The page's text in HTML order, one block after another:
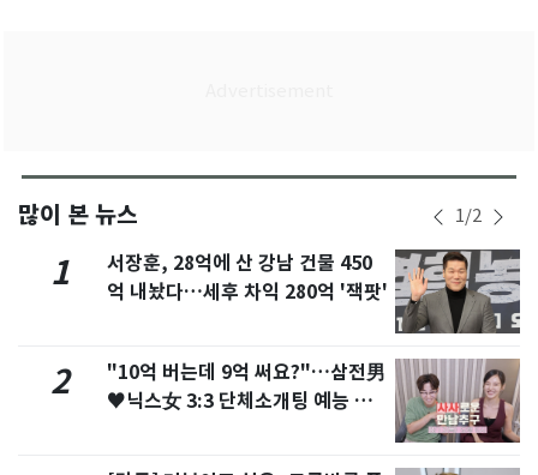
많이 본 뉴스 1/2
1
서장훈, 28억에 산 강남 건물 450
억 내놨다…세후 차익 280억 '잭팟'
2
"10억 버는데 9억 써요?"…삼전男
♥닉스女 3:3 단체소개팅 예능 화